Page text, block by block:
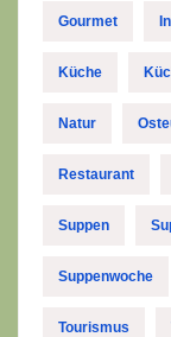
Gourmet
Küche
Natur
Restaurant
Suppen
Suppenwoche
Tourismus